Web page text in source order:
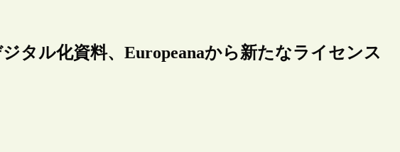
タル化資料、Europeanaから新たなライセンス